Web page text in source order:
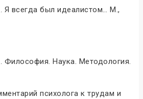
всегда был идеалистом… М.,
Наука. Методология.
психолога к трудам и